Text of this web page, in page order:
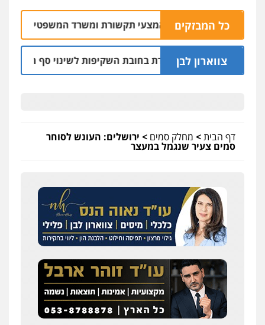
כל המבזקיםומשרד המשפטים 09.08 | 14:56
צווארון לבן
אינה עומדת בחובת השקיפות לשינוי סף האכיפה
דף הבית> מחלק סמים > ירושלים: העונש לסוחר
סמים צעיר שנגמל במעצר